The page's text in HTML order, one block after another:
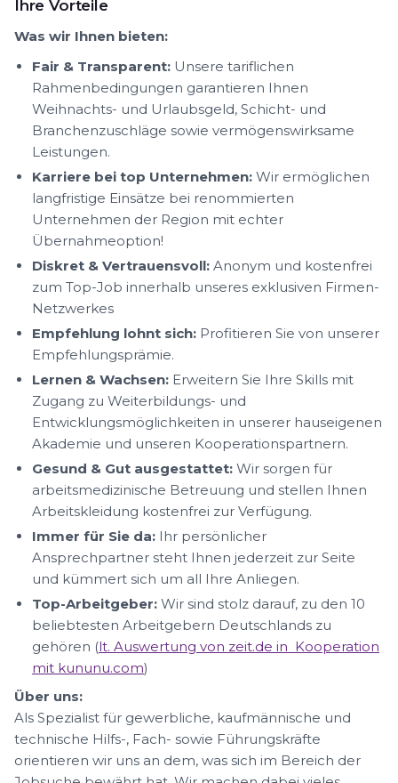
Ihre Vorteile
Was wir Ihnen bieten:
Fair & Transparent: Unsere tariflichen
Rahmenbedingungen garantieren Ihnen
Weihnachts- und Urlaubsgeld, Schicht- und
Branchenzuschläge sowie vermögenswirksame
Leistungen.
Karriere bei top Unternehmen: Wir ermöglichen
langfristige Einsätze bei renommierten
Unternehmen der Region mit echter
Übernahmeoption!
Diskret & Vertrauensvoll: Anonym und kostenfrei
zum Top-Job innerhalb unseres exklusiven Firmen-
Netzwerkes
Empfehlung lohnt sich: Profitieren Sie von unserer
Empfehlungsprämie.
Lernen & Wachsen: Erweitern Sie Ihre Skills mit
Zugang zu Weiterbildungs- und
Entwicklungsmöglichkeiten in unserer hauseigenen
Akademie und unseren Kooperationspartnern.
Gesund & Gut ausgestattet: Wir sorgen für
arbeitsmedizinische Betreuung und stellen Ihnen
Arbeitskleidung kostenfrei zur Verfügung.
Immer für Sie da: Ihr persönlicher
Ansprechpartner steht Ihnen jederzeit zur Seite
und kümmert sich um all Ihre Anliegen.
Top-Arbeitgeber: Wir sind stolz darauf, zu den 10
beliebtesten Arbeitgebern Deutschlands zu
gehören (lt. Auswertung von zeit.de in Kooperation
mit kununu.com)
Über uns:
Als Spezialist für gewerbliche, kaufmännische und
technische Hilfs-, Fach- sowie Führungskräfte
orientieren wir uns an dem, was sich im Bereich der